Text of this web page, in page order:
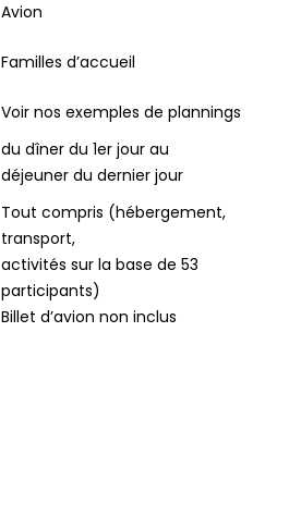
Avion
Familles d’accueil
Voir nos exemples de plannings
du dîner du 1er jour au
déjeuner du dernier jour
Tout compris (hébergement,
transport,
activités sur la base de 53
participants)
Billet d’avion non inclus